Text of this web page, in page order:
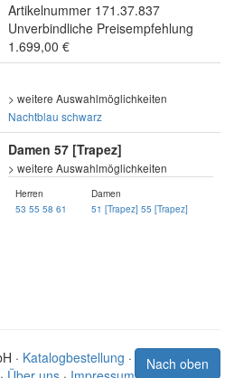
Artikelnummer 171.37.837
Unverbindliche Preisempfehlung
1.699,00 €
> weitere Auswahlmöglichkeiten
Nachtblau schwarz
Damen 57 [Trapez]
> weitere Auswahlmöglichkeiten
Herren
53 55 58 61
Damen
51 [Trapez] 55 [Trapez]
Nach oben
· Katalogbestellung ·